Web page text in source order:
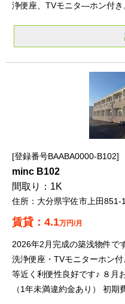
浄便座、TVモニタ―ホン付き
登録番号BAABA0000-B102
minc B102
1K
大分県宇佐市上田851-
4.1万円/月
2026年2月完成の築浅物件で
洗浄便座・TVモニターホン
等近く利便性良好です♪ ８月
（1年未満違約金あり） 初期